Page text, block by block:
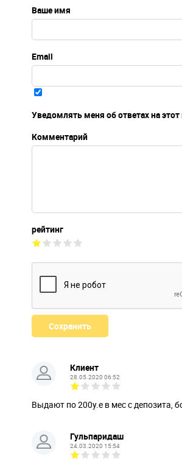
Ваше имя
Email
Уведомлять меня об ответах на
Комментарий
рейтинг
Клиент
28.05.2020 06:52
Выдают по 200у.е в мес с депозита,
Гульпаридаш
24.03.2020 15:54